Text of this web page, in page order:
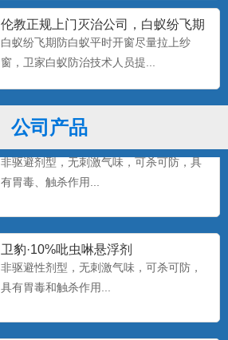
伦教正规上门灭治公司，白蚁纷飞期
防白蚁平时开窗尽量拉上纱窗
白蚁纷飞期防白蚁平时开窗尽量拉上纱
窗，卫家白蚁防治技术人员提...
公司产品
美国百户喜10%联苯菊酯乳油
产品特点：美国富美实公司出品，有刺激
气味，具有驱避和触杀作用...
卫豹·卫喜2.5%氟虫腈悬浮剂
非驱避剂型，无刺激气味，可杀可防，具
有胃毒、触杀作用...
卫豹·10%吡虫啉悬浮剂
非驱避性剂型，无刺激气味，可杀可防，
具有胃毒和触杀作用...